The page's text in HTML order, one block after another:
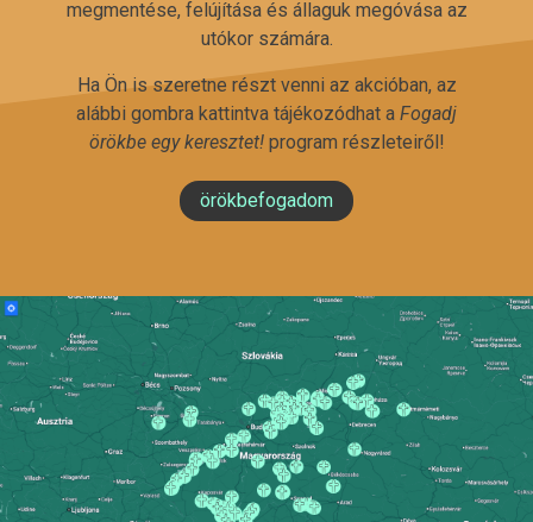
megmentése, felújítása és állaguk megóvása az
utókor számára.
Ha Ön is szeretne részt venni az akcióban, az
alábbi gombra kattintva tájékozódhat a Fogadj
örökbe egy keresztet!program részleteiről!
örökbefogadom